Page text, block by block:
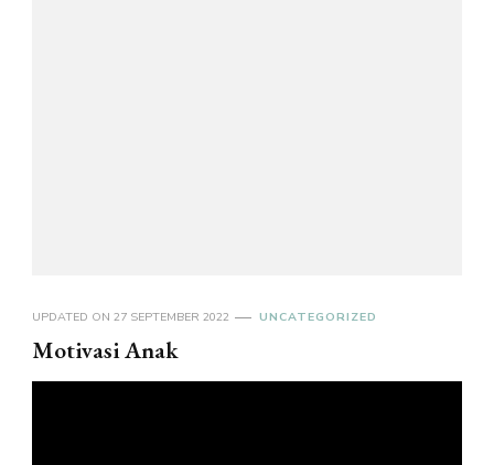
UPDATED ON 27 SEPTEMBER 2022 UNCATEGORIZED
Motivasi Anak